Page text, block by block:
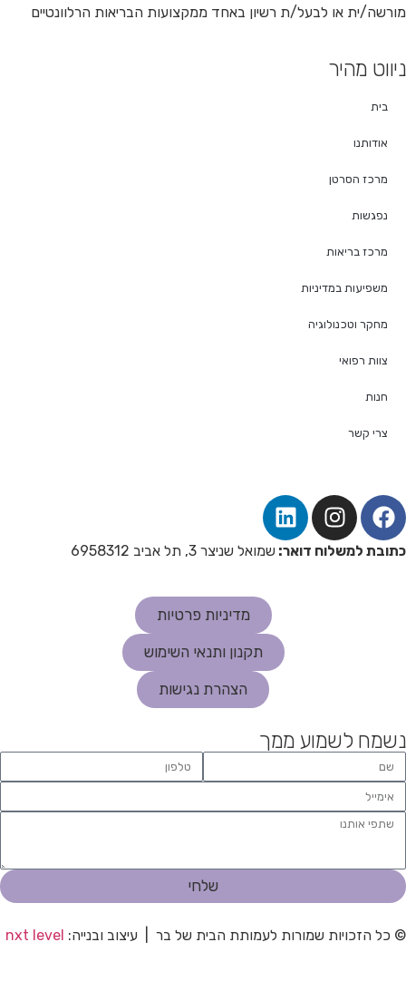
מורשה/ית או לבעל/ת רשיון באחד ממקצועות הבריאות הרלוונטיים
ניווט מהיר
בית
אודותנו
מרכז הסרטן
נפגשות
מרכז בריאות
משפיעות במדיניות
מחקר וטכנולוגיה
צוות רפואי
חנות
צרי קשר
כתובת למשלוח דואר: שמואל שניצר 3, תל אביב 6958312
מדיניות פרטיות
תקנון ותנאי השימוש
הצהרת נגישות
נשמח לשמוע ממך
שלחי
© כל הזכויות שמורות לעמותת הבית של בר | עיצוב ובנייה: nxt level